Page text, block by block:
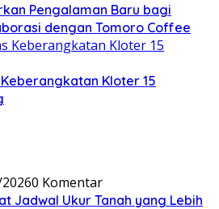
Pengalaman Baru bagi
dengan Tomoro Coffee
Kloter 15
0 Komentar
Jadwal Ukur Tanah yang Lebih